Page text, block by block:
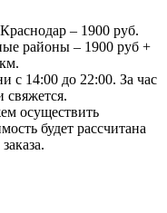
– 1900 руб.
районы – 1900 руб +
с 14:00 до 22:00. За час
свяжется.
осуществить
будет рассчитана